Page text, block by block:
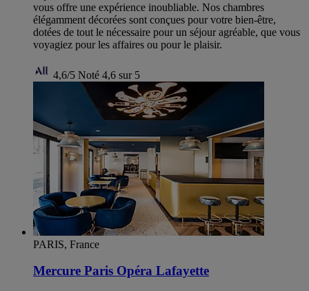
vous offre une expérience inoubliable. Nos chambres
élégamment décorées sont conçues pour votre bien-être,
dotées de tout le nécessaire pour un séjour agréable, que vous
voyagiez pour les affaires ou pour le plaisir.
4,6/5 Noté 4,6 sur 5
PARIS, France
Mercure Paris Opéra Lafayette